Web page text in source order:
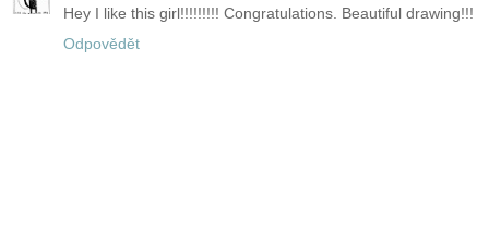
Hey I like this girl!!!!!!!!! Congratulations. Beautiful drawing!!!
Odpovědět